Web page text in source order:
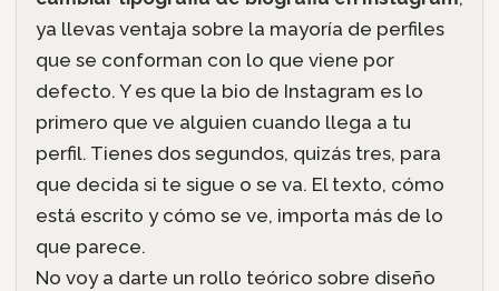
ya llevas ventaja sobre la mayoría de perfiles
que se conforman con lo que viene por
defecto. Y es que la bio de Instagram es lo
primero que ve alguien cuando llega a tu
perfil. Tienes dos segundos, quizás tres, para
que decida si te sigue o se va. El texto, cómo
está escrito y cómo se ve, importa más de lo
que parece.
No voy a darte un rollo teórico sobre diseño